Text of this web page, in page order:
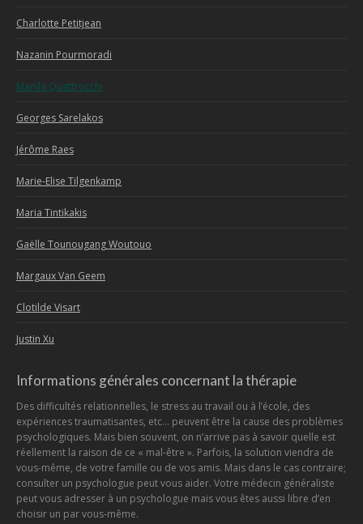
Charlotte Petitjean
Nazanin Pourmoradi
Manila Quattrocchi
Georges Sarelakos
Jérôme Raes
Marie-Elise Tilgenkamp
Maria Tintikakis
Gaëlle Tounougang Woutouo
Margaux Van Geem
Clotilde Visart
Justin Xu
Informations générales concernant la thérapie
Des difficultés relationnelles, le stress au travail ou à l’école, des
expériences traumatisantes, etc… peuvent être la cause des problèmes
psychologiques. Mais bien souvent, on n’arrive pas à savoir quelle est
réellement la raison de ce « mal-être ». Parfois, la solution viendra de
vous-même, de votre famille ou de vos amis. Mais dans le cas contraire;
consulter un psychologue peut vous aider. Votre médecin généraliste
peut vous adresser à un psychologue mais vous êtes aussi libre d’en
choisir un par vous-même.